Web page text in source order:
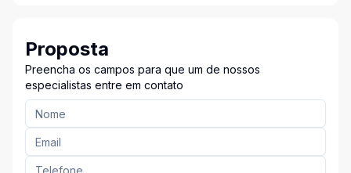
Proposta
Preencha os campos para que um de nossos
especialistas entre em contato